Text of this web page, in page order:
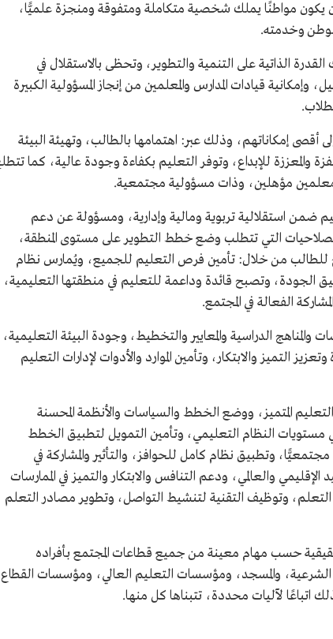
يكون مواطنًا يملك شخصية متكاملة ومتفوقة ومنجزة علميًّا،
وخدمته.
الذاتية على التنمية والتطوير، وتحظى بالاستقلال في
قيادات المدارس والمعلمين من إنجاز المسؤولية الكبيرة
إمكاناتهم، وذلك عبر: اهتمامها بالطالب، وتهيئة البيئة
والمعززة للإبداع، وتوفر التعليم بكفاءة وجودة عالية، كما
ومعلمين مؤهلين، وذات مسؤولية مجتمعية.
ضمن استقلالية تربوية ومالية وإدارية، ومسؤولة عن دعم
التي تتطلب وضع خطط التطوير على مستوى المنطقة،
من خلال: تأمين فرص التعليم للجميع، ويُمارس نظام
الجودة، وتصبح قائدة وداعمة للتعليم في منطقتها التعليمية،
الفعالة في المجتمع.
الدراسية والمعايير والتخطيط، وجودة البيئة التعليمية،
التميز والابتكار، وتأمين الموارد والأدوات لإدارات التعليم
المتميز، ووضع الخطط والسياسات والأنظمة المحسنة
في مستويات النظام التعليمي، وتأمين التمويل لتطبيق الخطط
وتطبيق نظام كامل للحوافز، والتأثير والمشاركة في
والعالمي، ودعم التنافس والابتكار والتميز في الممارسات
التعلم، وتوظيف التقنية لتنشيط التواصل، وتطوير مصادر التعلم
حسب مهام معينة من جميع قطاعات المجتمع بأفراده
والمسجد، ومؤسسات التعليم العالي، ومؤسسات القطاع
لآليات محددة، تتبناها كل منها.